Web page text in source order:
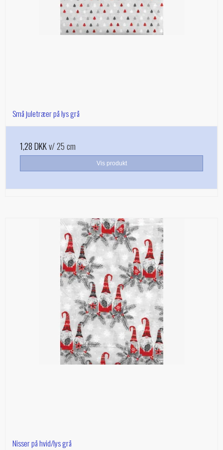
Små juletræer på lys grå
1,28 DKKv/ 25 cm
Vis produkt
Nisser på hvid/lys grå